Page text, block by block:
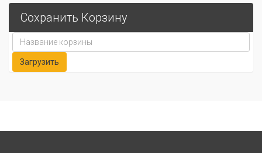
Сохранить Корзину